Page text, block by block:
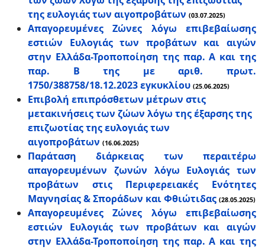
της ευλογιάς των αιγοπροβάτων (03.07.2025)
Απαγορευμένες Ζώνες λόγω επιβεβαίωσης
εστιών Ευλογιάς των προβάτων και αιγών
στην Ελλάδα-Τροποποίηση της παρ. Α και της
παρ. Β της με αριθ. πρωτ.
1750/388758/18.12.2023 εγκυκλίου (25.06.2025)
Επιβολή επιπρόσθετων μέτρων στις
μετακινήσεις των ζώων λόγω της έξαρσης της
επιζωοτίας της ευλογιάς των
αιγοπροβάτων (16.06.2025)
Παράταση διάρκειας των περαιτέρω
απαγορευμένων ζωνών λόγω Ευλογιάς των
προβάτων στις Περιφερειακές Ενότητες
Μαγνησίας & Σποράδων και Φθιώτιδας (28.05.2025)
Απαγορευμένες Ζώνες λόγω επιβεβαίωσης
εστιών Ευλογιάς των προβάτων και αιγών
στην Ελλάδα-Τροποποίηση της παρ. Α και της